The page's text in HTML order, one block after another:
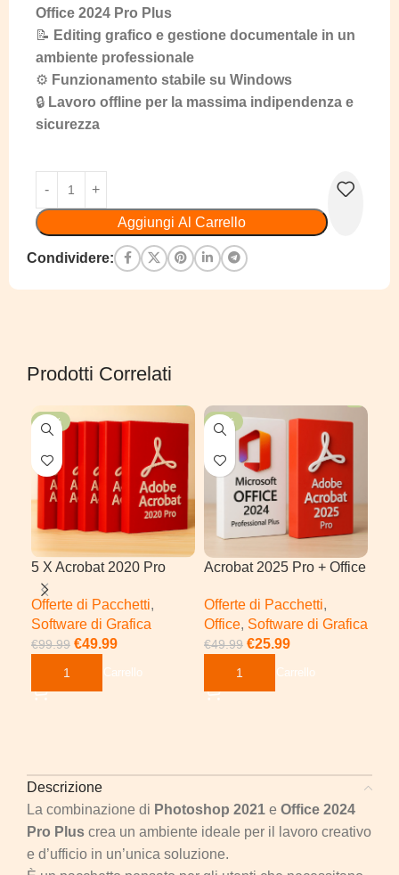
Office 2024 Pro Plus
📝 Editing grafico e gestione documentale in un
ambiente professionale
⚙️ Funzionamento stabile su Windows
🔒 Lavoro offline per la massima indipendenza e
sicurezza
Aggiungi Al Carrello
Condividere:
Prodotti Correlati
-50%
5 X Acrobat 2020 Pro
Offerte di Pacchetti,
Software di Grafica
€99.99 €49.99
Aggiungi Al Carrello
-48%
Acrobat 2025 Pro + Office
Offerte di Pacchetti,
Office, Software di Grafica
€49.99 €25.99
Aggiungi Al Carrello
Descrizione
La combinazione di Photoshop 2021 e Office 2024
Pro Plus crea un ambiente ideale per il lavoro creativo
e d’ufficio in un’unica soluzione.